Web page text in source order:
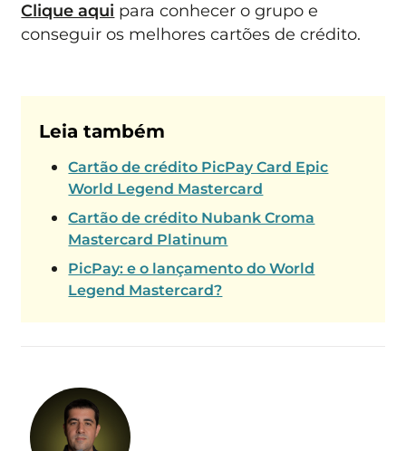
Clique aqui para conhecer o grupo e
conseguir os melhores cartões de crédito.
Leia também
Cartão de crédito PicPay Card Epic
World Legend Mastercard
Cartão de crédito Nubank Croma
Mastercard Platinum
PicPay: e o lançamento do World
Legend Mastercard?